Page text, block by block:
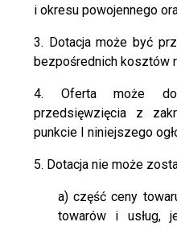
i okresu powojennego
3. Dotacja może być
bezpośrednich kosztów
4. Oferta może
przedsięwzięcia z
punkcie I niniejszego
5. Dotacja nie może
a) część ceny
towarów i usług,